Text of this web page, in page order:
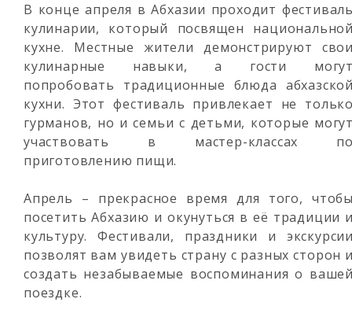
В конце апреля в Абхазии проходит
кулинарии, который посвящен
кухне. Местные жители демонстрируют
кулинарные навыки, а гости
попробовать традиционные блюда
кухни. Этот фестиваль привлекает не
гурманов, но и семьи с детьми, которые
участвовать в мастер-классах
приготовлению пищи.
Апрель – прекрасное время для того,
посетить Абхазию и окунуться в её традиции
культуру. Фестивали, праздники и
позволят вам увидеть страну с разных сторон
создать незабываемые воспоминания о
поездке.